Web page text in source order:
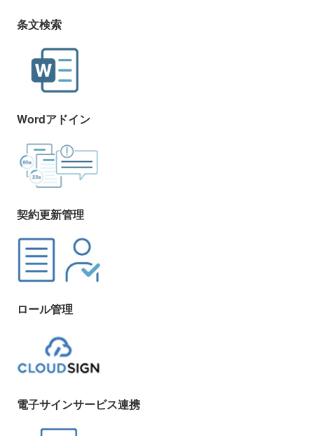
条文検索
Wordアドイン
契約更新管理
ロール管理
電子サインサービス連携